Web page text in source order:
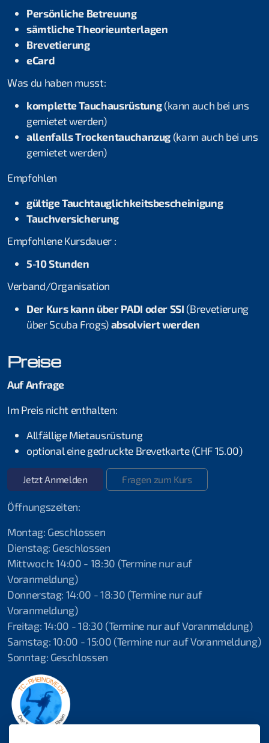
Persönliche Betreuung
sämtliche Theorieunterlagen
Brevetierung
eCard
Was du haben musst:
komplette Tauchausrüstung(kann auch bei uns
gemietet werden)
allenfalls Trockentauchanzug (kann auch bei uns
gemietet werden)
Empfohlen
gültige Tauchtauglichkeitsbescheinigung
Tauchversicherung
Empfohlene Kursdauer :
5-10 Stunden
Verband/Organisation
Der Kurs kann über PADI oder SSI (Brevetierung
über Scuba Frogs)absolviert werden
Preise
Auf Anfrage
Im Preis nicht enthalten:
Allfällige Mietausrüstung
optional eine gedruckte Brevetkarte (CHF 15.00)
Jetzt Anmelden Fragen zum Kurs
Öffnungszeiten:
Montag: Geschlossen
Dienstag: Geschlossen
Mittwoch: 14:00 - 18:30 (Termine nur auf
Voranmeldung)
Donnerstag: 14:00 - 18:30 (Termine nur auf
Voranmeldung)
Freitag: 14:00 - 18:30 (Termine nur auf Voranmeldung)
Samstag: 10:00 - 15:00 (Termine nur auf Voranmeldung)
Sonntag: Geschlossen
Nitroxtaucher
Navigation
Flusstauchen
Nachttauchen
Nacht- und Flusstauchen
Tarieren in Perfektion
Eistauchen
Wracktauchen
Science of Diving
Extended Range
Professional
Instructor
Assistant Instructor
Divemaster
Erste-Hilfe Instructor
Erste Hilfe + Notfallsauerstoff
Notfallsauerstoff
Erste Hilfe HLW+AED
2024 10-Jahres Jubiläum
2019 Fernsteinsee